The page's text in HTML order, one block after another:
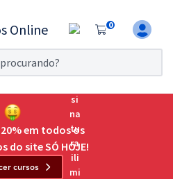
0
por 7 dias!
para o Exame da
20% em todos os
do site SÓ HOJE!
cursos